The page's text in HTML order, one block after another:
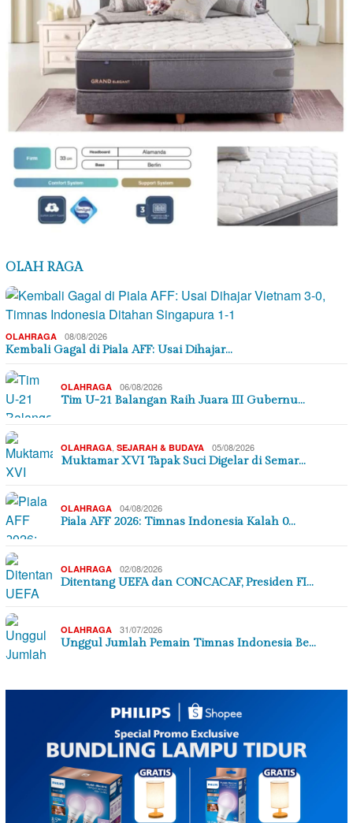
OLAH RAGA
OLAHRAGA 08/08/2026
Kembali Gagal di Piala AFF: Usai Dihajar…
OLAHRAGA 06/08/2026
Tim U-21 Balangan Raih Juara III Gubernu…
OLAHRAGA SEJARAH & BUDAYA 05/08/2026
Muktamar XVI Tapak Suci Digelar di Semar…
OLAHRAGA 04/08/2026
Piala AFF 2026: Timnas Indonesia Kalah 0…
OLAHRAGA 02/08/2026
Ditentang UEFA dan CONCACAF, Presiden FI…
OLAHRAGA 31/07/2026
Unggul Jumlah Pemain Timnas Indonesia Be…